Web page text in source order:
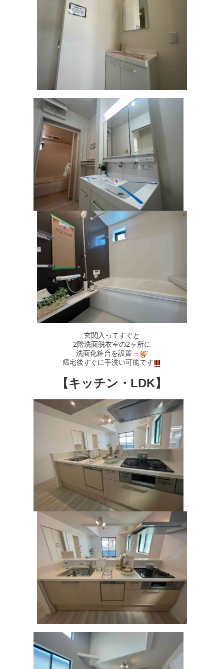
玄関入ってすぐと
2階洗面脱衣室の2ヶ所に
洗面化粧台を設置
帰宅後すぐに手洗い可能です
【キッチン・LDK】